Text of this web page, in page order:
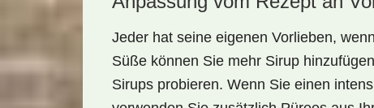
Jeder hat seine eigenen Vorlieben,
Süße können Sie mehr Sirup
Sirups probieren. Wenn Sie einen